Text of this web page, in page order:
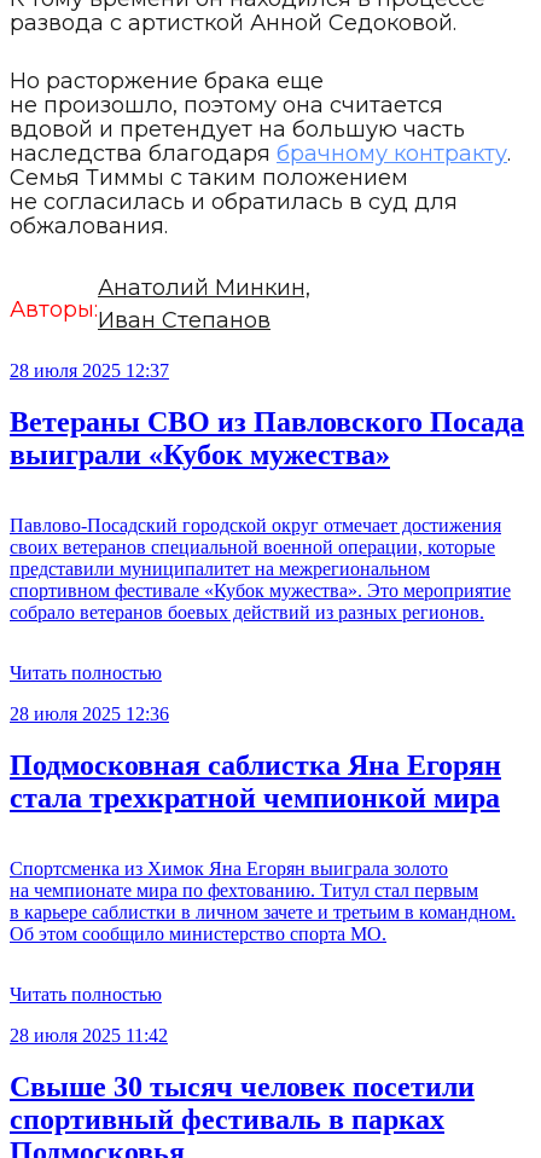
развода с артисткой Анной Седоковой.
Но расторжение брака еще
не произошло, поэтому она считается
вдовой и претендует на большую часть
наследства благодаря брачному контракту.
Семья Тиммы с таким положением
не согласилась и обратилась в суд для
обжалования.
Авторы:
Анатолий Минкин,
Иван Степанов
28 июля 2025 12:37
Ветераны СВО из Павловского Посада
выиграли «Кубок мужества»
Павлово-Посадский городской округ отмечает достижения
своих ветеранов специальной военной операции, которые
представили муниципалитет на межрегиональном
спортивном фестивале «Кубок мужества». Это мероприятие
собрало ветеранов боевых действий из разных регионов.
Читать полностью
28 июля 2025 12:36
Подмосковная саблистка Яна Егорян
стала трехкратной чемпионкой мира
Спортсменка из Химок Яна Егорян выиграла золото
на чемпионате мира по фехтованию. Титул стал первым
в карьере саблистки в личном зачете и третьим в командном.
Об этом сообщило министерство спорта МО.
Читать полностью
28 июля 2025 11:42
Свыше 30 тысяч человек посетили
спортивный фестиваль в парках